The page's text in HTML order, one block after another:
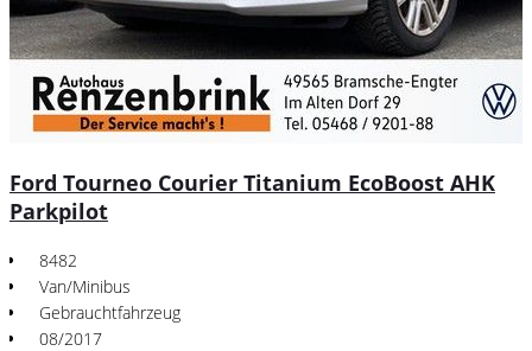
Ford Tourneo Courier Titanium EcoBoost AHK
Parkpilot
8482
Van/Minibus
Gebrauchtfahrzeug
08/2017